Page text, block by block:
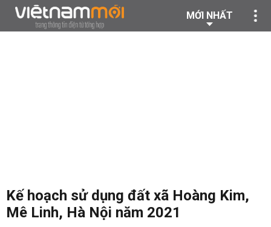
MỚI NHẤT
Kế hoạch sử dụng đất xã Hoàng Kim,
Mê Linh, Hà Nội năm 2021